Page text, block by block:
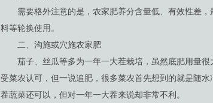
需要格外注意的是，农家肥养分含量低、有效性差，
料等轮换使用。
二、沟施或穴施农家肥
茄子、丝瓜等多为一年一大茬栽培，虽然底肥用量很
受菜农认可，但一说追肥，很多菜农首先想到的就是随
茬蔬菜还可以，但对一年一大茬来说却非常不利。